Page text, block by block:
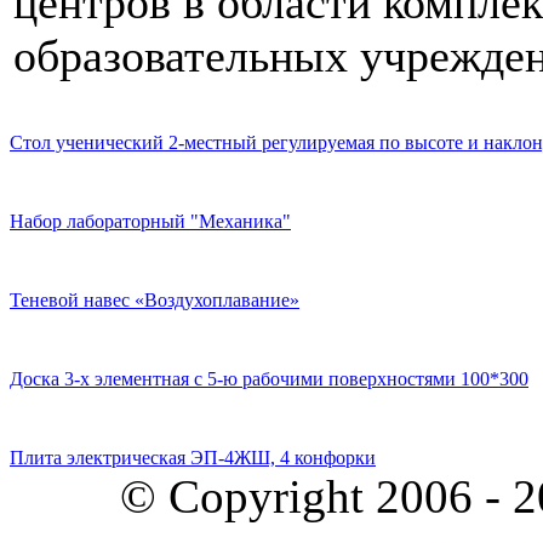
образовательных
Стол ученический 2-местный регулируемая по высоте и
Набор лабораторный "Механика"
Теневой навес «Воздухоплавание»
Доска 3-х элементная с 5-ю рабочими поверхностями 100*300
Плита электрическая ЭП-4ЖШ, 4 конфорки
© Copyright 2006 -